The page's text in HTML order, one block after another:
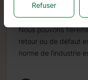
plus élevée.
Nous pouvons
retour ou de défaut
norme de l’industrie
Refuser